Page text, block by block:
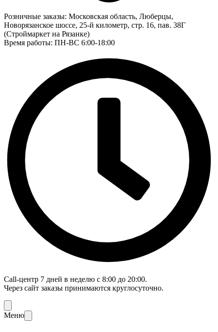
Розничные заказы: Московская область, Люберцы,
Новорязанское шоссе, 25-й километр, стр. 16, пав. 38Г
(Строймаркет на Рязанке)
Время работы: ПН-ВС 6:00-18:00
Call-центр 7 дней в неделю с 8:00 до 20:00.
Через сайт заказы принимаются круглосуточно.
Меню